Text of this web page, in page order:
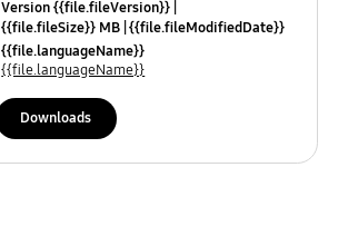
Version {{file.fileVersion}}
{{file.fileSize}} MB {{file.fileModifiedDate}}
{{file.osNames}}
{{file.languageName}}
{{file.languageName}}
Downloads